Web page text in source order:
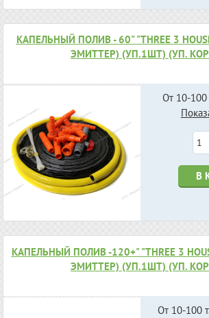
КАПЕЛЬНЫЙ ПОЛИВ - 60" "THREE 3
ЭМИТТЕР) (УП.1ШТ) (УП.
От 10-100
В
КАПЕЛЬНЫЙ ПОЛИВ -120+" "THREE 3
ЭМИТТЕР) (УП.1ШТ) (УП.
От 10-100